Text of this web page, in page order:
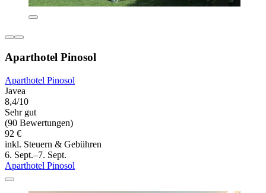
Aparthotel Pinosol
Aparthotel Pinosol
Javea
8,4/10
Sehr gut
(90 Bewertungen)
92 €
inkl. Steuern & Gebühren
6. Sept.–7. Sept.
Aparthotel Pinosol